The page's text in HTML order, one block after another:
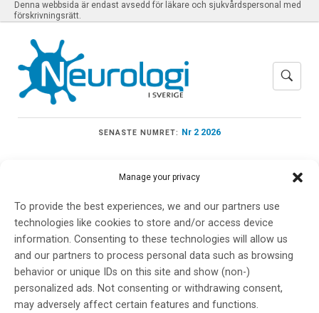
Manage your privacy
To provide the best experiences, we and our partners use
technologies like cookies to store and/or access device
information. Consenting to these technologies will allow us
and our partners to process personal data such as browsing
behavior or unique IDs on this site and show (non-)
personalized ads. Not consenting or withdrawing consent,
may adversely affect certain features and functions.
Denna webbsida är endast avsedd för läkare och sjukvårdspersonal med
förskrivningsrätt.
SENASTE NUMRET: Nr 2 2026
Meny
fingolimod